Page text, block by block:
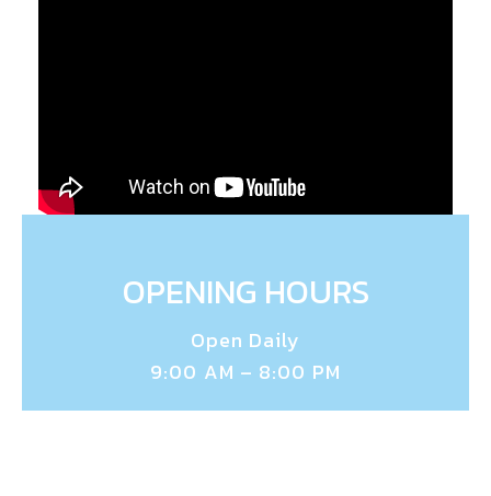
OPENING HOURS
Open Daily
9:00 AM – 8:00 PM